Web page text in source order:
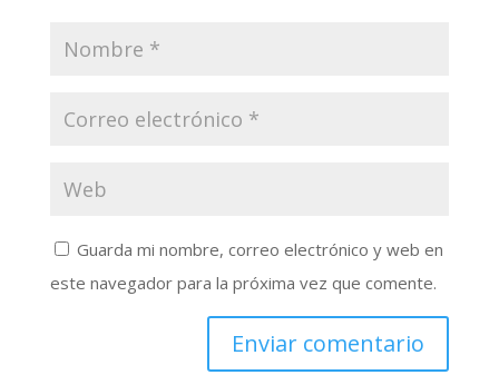
Guarda mi nombre, correo electrónico y web en
este navegador para la próxima vez que comente.